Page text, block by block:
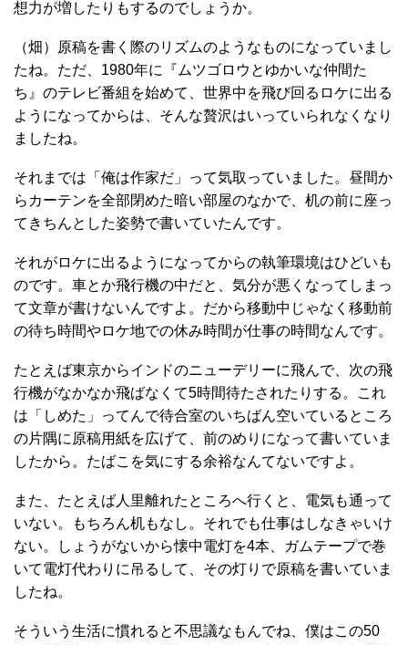
想力が増したりもするのでしょうか。
（畑）原稿を書く際のリズムのようなものになっていまし
たね。ただ、1980年に『ムツゴロウとゆかいな仲間た
ち』のテレビ番組を始めて、世界中を飛び回るロケに出る
ようになってからは、そんな贅沢はいっていられなくなり
ましたね。
それまでは「俺は作家だ」って気取っていました。昼間か
らカーテンを全部閉めた暗い部屋のなかで、机の前に座っ
てきちんとした姿勢で書いていたんです。
それがロケに出るようになってからの執筆環境はひどいも
のです。車とか飛行機の中だと、気分が悪くなってしまっ
て文章が書けないんですよ。だから移動中じゃなく移動前
の待ち時間やロケ地での休み時間が仕事の時間なんです。
たとえば東京からインドのニューデリーに飛んで、次の飛
行機がなかなか飛ばなくて5時間待たされたりする。これ
は「しめた」ってんで待合室のいちばん空いているところ
の片隅に原稿用紙を広げて、前のめりになって書いていま
したから。たばこを気にする余裕なんてないですよ。
また、たとえば人里離れたところへ行くと、電気も通って
いない。もちろん机もなし。それでも仕事はしなきゃいけ
ない。しょうがないから懐中電灯を4本、ガムテープで巻
いて電灯代わりに吊るして、その灯りで原稿を書いていま
したね。
そういう生活に慣れると不思議なもんでね、僕はこの50